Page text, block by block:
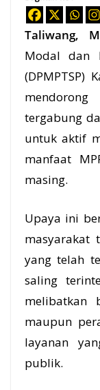
Taliwang,
Modal dan
(DPMPTSP)
tergabung
untuk aktif
manfaat
masing.
Upaya ini
masyarakat
yang telah
saling
melibatkan
maupun
layanan
publik.